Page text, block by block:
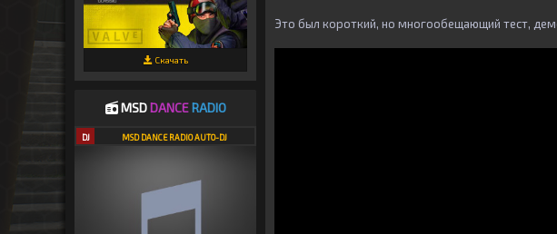
Скачать
MSDDANCE RADIO
DJ MSD DANCE RADIO AUTO-DJ
Это был короткий, но многообещающий тест,